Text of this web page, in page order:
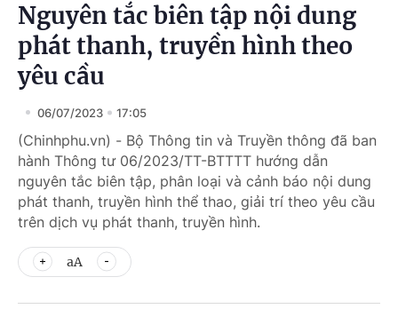
Nguyên tắc biên tập nội dung
phát thanh, truyền hình theo
yêu cầu
06/07/2023 17:05
(Chinhphu.vn) - Bộ Thông tin và Truyền thông đã ban
hành Thông tư 06/2023/TT-BTTTT hướng dẫn
nguyên tắc biên tập, phân loại và cảnh báo nội dung
phát thanh, truyền hình thể thao, giải trí theo yêu cầu
trên dịch vụ phát thanh, truyền hình.
aA